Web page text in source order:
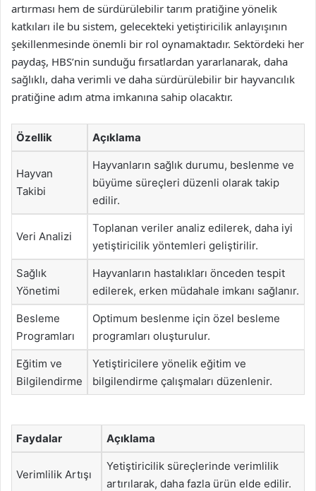
artırması hem de sürdürülebilir tarım pratiğine yönelik
katkıları ile bu sistem, gelecekteki yetiştiricilik anlayışının
şekillenmesinde önemli bir rol oynamaktadır. Sektördeki her
paydaş, HBS’nin sunduğu fırsatlardan yararlanarak, daha
sağlıklı, daha verimli ve daha sürdürülebilir bir hayvancılık
pratiğine adım atma imkanına sahip olacaktır.
Özellik Açıklama
Hayvan
Takibi
Hayvanların sağlık durumu, beslenme ve
büyüme süreçleri düzenli olarak takip
edilir.
Veri Analizi
Toplanan veriler analiz edilerek, daha iyi
yetiştiricilik yöntemleri geliştirilir.
Sağlık
Yönetimi
Hayvanların hastalıkları önceden tespit
edilerek, erken müdahale imkanı sağlanır.
Besleme
Programları
Optimum beslenme için özel besleme
programları oluşturulur.
Eğitim ve
Bilgilendirme
Yetiştiricilere yönelik eğitim ve
bilgilendirme çalışmaları düzenlenir.
Faydalar Açıklama
Verimlilik Artışı
Yetiştiricilik süreçlerinde verimlilik
artırılarak, daha fazla ürün elde edilir.